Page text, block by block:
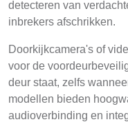
detecteren van
inbrekers afschrikken.
Doorkijkcamera's of
voor de
deur staat, zelfs
modellen bieden
audioverbinding en